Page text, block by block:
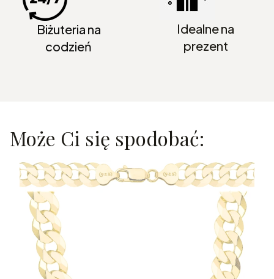
Biżuteria na
codzień
Idealne na
prezent
Może Ci się spodobać: